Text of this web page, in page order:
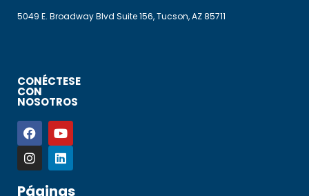
5049 E. Broadway Blvd Suite 156, Tucson, AZ 85711
CONÉCTESE
CON
NOSOTROS
Páginas